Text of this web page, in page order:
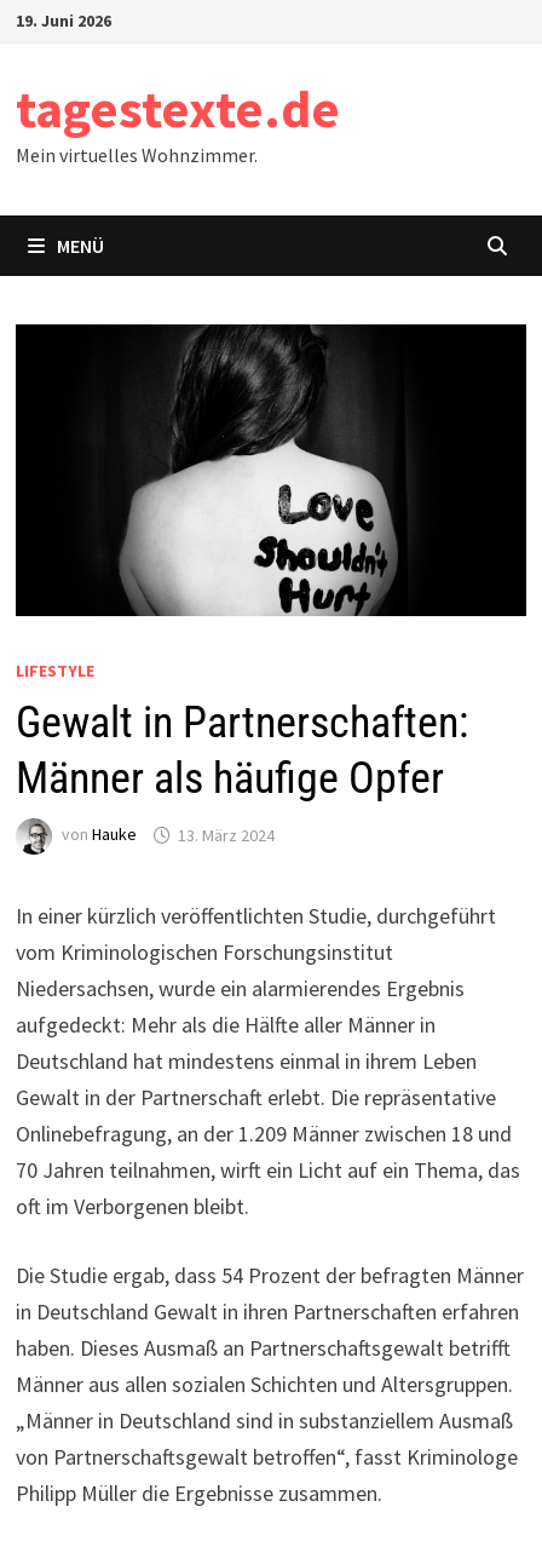
Zum19. Juni 2026
tagestexte.de
Mein virtuelles Wohnzimmer.
MENÜ
LIFESTYLE
Gewalt in Partnerschaften:
Männer als häufige Opfer
von Hauke 13. März 2024
In einer kürzlich veröffentlichten Studie, durchgeführt
vom Kriminologischen Forschungsinstitut
Niedersachsen, wurde ein alarmierendes Ergebnis
aufgedeckt: Mehr als die Hälfte aller Männer in
Deutschland hat mindestens einmal in ihrem Leben
Gewalt in der Partnerschaft erlebt. Die repräsentative
Onlinebefragung, an der 1.209 Männer zwischen 18 und
70 Jahren teilnahmen, wirft ein Licht auf ein Thema, das
oft im Verborgenen bleibt.
Die Studie ergab, dass 54 Prozent der befragten Männer
in Deutschland Gewalt in ihren Partnerschaften erfahren
haben. Dieses Ausmaß an Partnerschaftsgewalt betrifft
Männer aus allen sozialen Schichten und Altersgruppen.
„Männer in Deutschland sind in substanziellem Ausmaß
von Partnerschaftsgewalt betroffen“, fasst Kriminologe
Philipp Müller die Ergebnisse zusammen.